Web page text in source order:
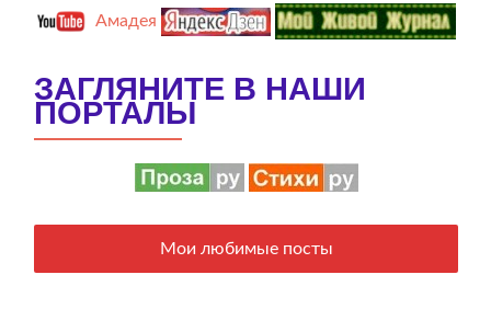
Амадея
ЗАГЛЯНИТЕ В НАШИ
ПОРТАЛЫ
Мои любимые посты